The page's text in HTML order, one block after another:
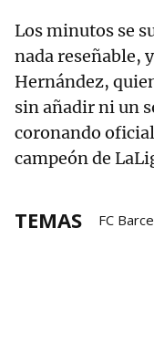
Los minutos se
nada reseñable,
Hernández,
sin añadir ni un
coronando
campeón de
TEMAS FC